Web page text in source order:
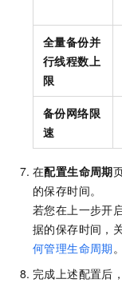
全量备份并
行线程数上
限
备份网络限
速
在配置生命周期
的保存时间。
若您在上一步开
据的保存时间，
何管理生命周期。
完成上述配置后